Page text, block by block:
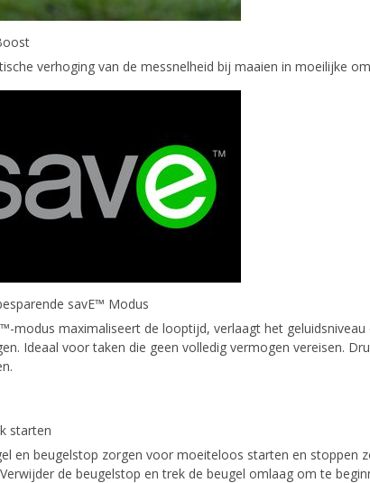
verhoging van de messnelheid bij maaien in moeilijke
savE™ Modus
modus maximaliseert de looptijd, verlaagt het
Ideaal voor taken die geen volledig vermogen vereisen.
starten
en beugelstop zorgen voor moeiteloos starten en stoppen
de beugelstop en trek de beugel omlaag om te